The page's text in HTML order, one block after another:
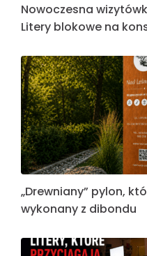
Nowoczesna
Litery blokowe na
„Drewniany” pylon,
wykonany z dibondu